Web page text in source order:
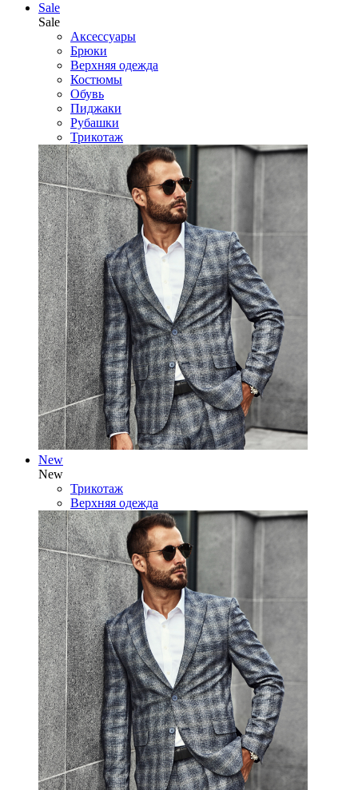
Sale
Sale
Аксессуары
Брюки
Верхняя одежда
Костюмы
Обувь
Пиджаки
Рубашки
Трикотаж
New
New
Трикотаж
Верхняя одежда